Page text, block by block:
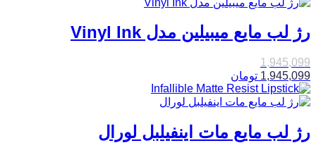
رژ لب مایع میبیلین مدل Vinyl Ink
1,945,099
1,945,099 تومان
رژ لب مایع مات اینفیلبل لورال